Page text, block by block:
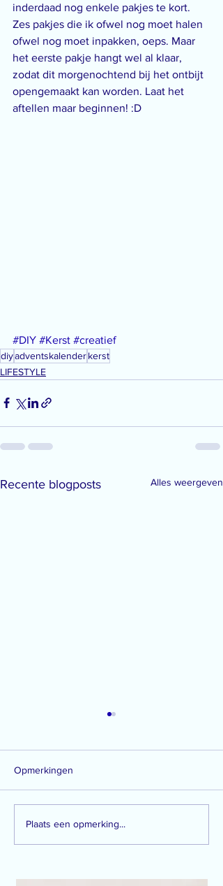
inderdaad nog enkele pakjes te kort.
Zes pakjes die ik ofwel nog moet halen
ofwel nog moet inpakken, oeps. Maar
het eerste pakje hangt wel al klaar,
zodat dit morgenochtend bij het ontbijt
opengemaakt kan worden. Laat het
aftellen maar beginnen! :D
#DIY #Kerst #creatief
diyadventskalenderkerst
LIFESTYLE
Recente blogposts Alles weergeven
How to: creative selfies at
Opmerkingen
Plaats een opmerking...